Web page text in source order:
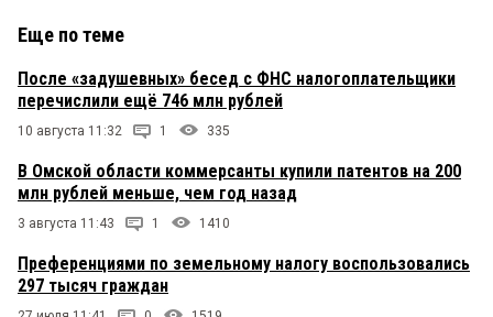
Еще по теме
После «задушевных» бесед с ФНС налогоплательщики
перечислили ещё 746 млн рублей
10 августа 11:32 1 335
В Омской области коммерсанты купили патентов на 200
млн рублей меньше, чем год назад
3 августа 11:43 1 1410
Преференциями по земельному налогу воспользовались
297 тысяч граждан